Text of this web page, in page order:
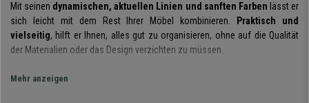
Mit seinen dynamischen, aktuellen Linien und sanften Farben lässt er
sich leicht mit dem Rest Ihrer Möbel kombinieren.
Praktisch und
vielseitig, hilft er Ihnen, alles gut zu organisieren, ohne auf die Qualität
der Materialien oder das Design verzichten zu müssen.
Wie wir auf den Detailfotos sehen können, ist er mit verschiedenen
Mehr anzeigen